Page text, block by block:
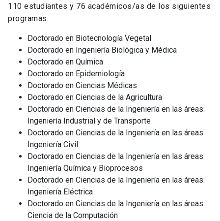
110 estudiantes y 76 académicos/as de los siguientes
programas:
Doctorado en Biotecnología Vegetal
Doctorado en Ingeniería Biológica y Médica
Doctorado en Química
Doctorado en Epidemiología
Doctorado en Ciencias Médicas
Doctorado en Ciencias de la Agricultura
Doctorado en Ciencias de la Ingeniería en las áreas:
Ingeniería Industrial y de Transporte
Doctorado en Ciencias de la Ingeniería en las áreas:
Ingeniería Civil
Doctorado en Ciencias de la Ingeniería en las áreas:
Ingeniería Química y Bioprocesos
Doctorado en Ciencias de la Ingeniería en las áreas:
Ingeniería Eléctrica
Doctorado en Ciencias de la Ingeniería en las áreas:
Ciencia de la Computación